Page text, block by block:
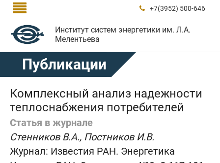
  +7(3952) 500-646
Институт систем энергетики им. Л.А.
Мелентьева
Публикации
Комплексный анализ надежности
теплоснабжения потребителей
Статья в журнале
Стенников В.А., Постников И.В.
Журнал: Известия РАН. Энергетика